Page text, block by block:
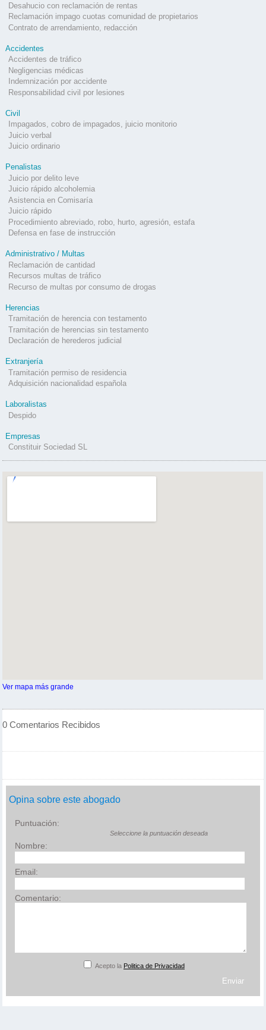
Desahucio con reclamación de rentas
Reclamación impago cuotas comunidad de propietarios
Contrato de arrendamiento, redacción
Accidentes
Accidentes de tráfico
Negligencias médicas
Indemnización por accidente
Responsabilidad civil por lesiones
Civil
Impagados, cobro de impagados, juicio monitorio
Juicio verbal
Juicio ordinario
Penalistas
Juicio por delito leve
Juicio rápido alcoholemia
Asistencia en Comisaría
Juicio rápido
Procedimiento abreviado, robo, hurto, agresión, estafa
Defensa en fase de instrucción
Administrativo / Multas
Reclamación de cantidad
Recursos multas de tráfico
Recurso de multas por consumo de drogas
Herencias
Tramitación de herencia con testamento
Tramitación de herencias sin testamento
Declaración de herederos judicial
Extranjería
Tramitación permiso de residencia
Adquisición nacionalidad española
Laboralistas
Despido
Empresas
Constituir Sociedad SL
Ver mapa más grande
0 Comentarios Recibidos
Opina sobre este abogado
Puntuación:
Seleccione la puntuación deseada
Nombre:
Email:
Comentario:
Acepto la Politica de Privacidad
Enviar